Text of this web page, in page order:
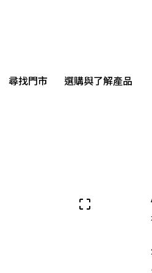
尋找門市 選購與了解產品